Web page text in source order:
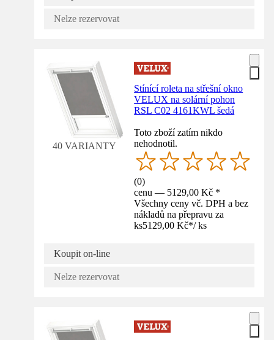
Nelze rezervovat
40 VARIANTY
Stínící roleta na střešní okno
VELUX na solární pohon
RSL C02 4161KWL šedá
Toto zboží zatím nikdo
nehodnotil.
(0)
cenu — 5129,00 Kč *
Všechny ceny vč. DPH a bez
nákladů na přepravu za
ks5129,00 Kč*/ ks
Koupit on-line
Nelze rezervovat